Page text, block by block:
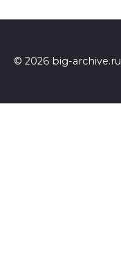
© 2026 big-archive.ru